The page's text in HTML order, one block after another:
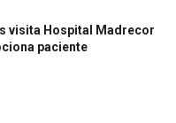
visita Hospital Madrecor
paciente